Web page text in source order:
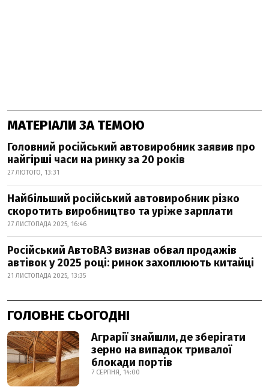
МАТЕРІАЛИ ЗА ТЕМОЮ
Головний російський автовиробник заявив про
найгірші часи на ринку за 20 років
27 ЛЮТОГО, 13:31
Найбільший російський автовиробник різко
скоротить виробництво та уріже зарплати
27 ЛИСТОПАДА 2025, 16:46
Російський АвтоВАЗ визнав обвал продажів
автівок у 2025 році: ринок захоплюють китайці
21 ЛИСТОПАДА 2025, 13:35
ГОЛОВНЕ СЬОГОДНІ
Аграрії знайшли, де зберігати
зерно на випадок тривалої
блокади портів
7 СЕРПНЯ, 14:00